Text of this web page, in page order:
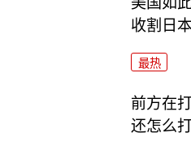
收割日
最热
前方在
还怎么打